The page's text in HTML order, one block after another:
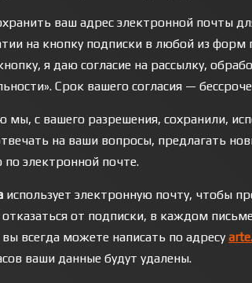
ваш адрес электронной почты
на кнопку подписки в любой из форм
я даю согласие на рассылку,
Срок вашего согласия —
с вашего разрешения, сохранили,
на ваши вопросы, предлагать
по электронной почте.
использует электронную почту, чтобы
отказаться от подписки, в каждом
всегда можете написать по адресу
ваши данные будут удалены.